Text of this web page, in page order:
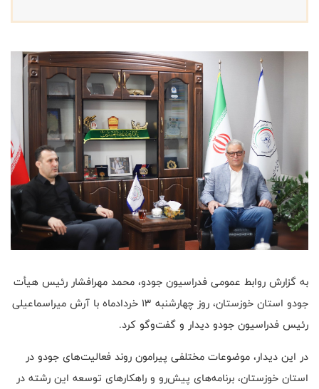
به گزارش روابط عمومی فدراسیون جودو، محمد مهرافشار رئیس هیأت
جودو استان خوزستان، روز چهارشنبه ۱۳ خردادماه با آرش میراسماعیلی
رئیس فدراسیون جودو دیدار و گفت‌وگو کرد.
در این دیدار، موضوعات مختلفی پیرامون روند فعالیت‌های جودو در
استان خوزستان، برنامه‌های پیش‌رو و راهکارهای توسعه این رشته در